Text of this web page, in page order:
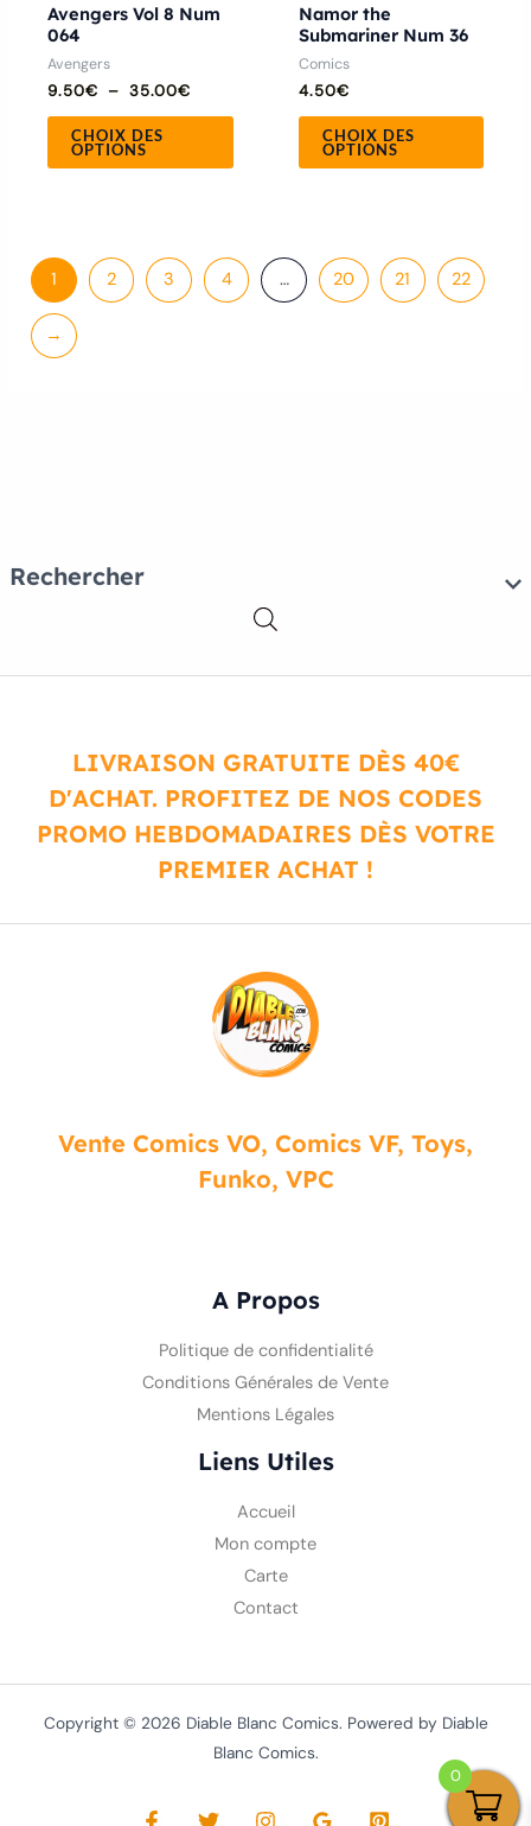
Rechercher
Avengers Vol 8 Num
064
Avengers
9.50€ – 35.00€
CHOIX DES
OPTIONS
Namor the
Submariner Num 36
Comics
4.50€
CHOIX DES
OPTIONS
1 2 3 4 … 20 21 22
→
LIVRAISON GRATUITE DÈS 40€
D'ACHAT. PROFITEZ DE NOS CODES
PROMO HEBDOMADAIRES DÈS VOTRE
PREMIER ACHAT !
Vente Comics VO, Comics VF, Toys,
Funko, VPC
A Propos
Politique de confidentialité
Conditions Générales de Vente
Mentions Légales
Liens Utiles
Accueil
Mon compte
Carte
Contact
Copyright © 2026 Diable Blanc Comics. Powered by Diable
Blanc Comics.
0